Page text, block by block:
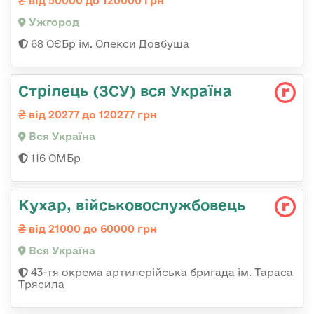
Ужгород
68 ОЄБр ім. Олекси Довбуша
Стрілець (ЗСУ) вся Україна
від 20277 до 120277 грн
Вся Україна
116 ОМБр
Кухар, військовослужбовець
від 21000 до 60000 грн
Вся Україна
43-тя окрема артилерійська бригада ім. Тараса
Трясила